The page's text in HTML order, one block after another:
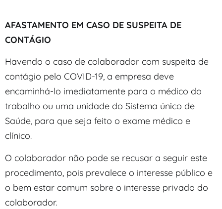
AFASTAMENTO EM CASO DE SUSPEITA DE
CONTÁGIO
Havendo o caso de colaborador com suspeita de
contágio pelo COVID-19, a empresa deve
encaminhá-lo imediatamente para o médico do
trabalho ou uma unidade do Sistema único de
Saúde, para que seja feito o exame médico e
clínico.
O colaborador não pode se recusar a seguir este
procedimento, pois prevalece o interesse público e
o bem estar comum sobre o interesse privado do
colaborador.